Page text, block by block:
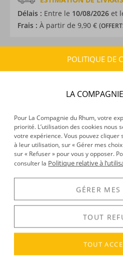
Délais : Entre le 10/08/2026 et
Frais : À partir de 9,90 € (
CARACTÉRISTIQUES DU
Type d’alcool :Rhum agricole
Colonne
Volume :70CL
Degré :47.7°
Edition :Batch 2
Voir tous les produits :
POLITIQUE DE
LA
Pour La Compagnie du Rhum, votre
priorité. L’utilisation des cookies nous
votre expérience. Vous pouvez cliquer
à leur utilisation, sur « Gérer mes
sur « Refuser » pour vous y opposer.
consulter la Politique relative à
GÉRER
TOUT
TOUT